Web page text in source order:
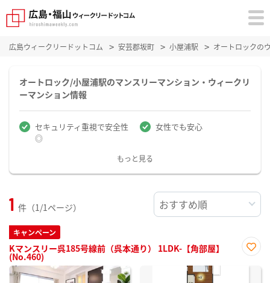
広島ウィークリードットコム 安芸郡坂町 小屋浦駅 オートロックの
オートロック/小屋浦駅のマンスリーマンション・ウィークリ
ーマンション情報
セキュリティ重視で安全性
◎
女性でも安心
もっと見る
1 件（1/1ページ）
キャンペーン
Kマンスリー呉185号線前（呉本通り） 1LDK-【角部屋】
(No.460)
に入